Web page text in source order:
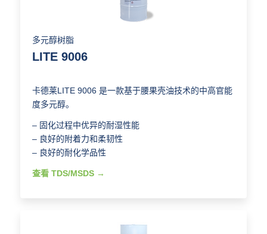
多元醇树脂
LITE 9006
卡德莱LITE 9006 是一款基于腰果壳油技术的中高官能
度多元醇。
– 固化过程中优异的耐湿性能
– 良好的附着力和柔韧性
– 良好的耐化学品性
查看 TDS/MSDS